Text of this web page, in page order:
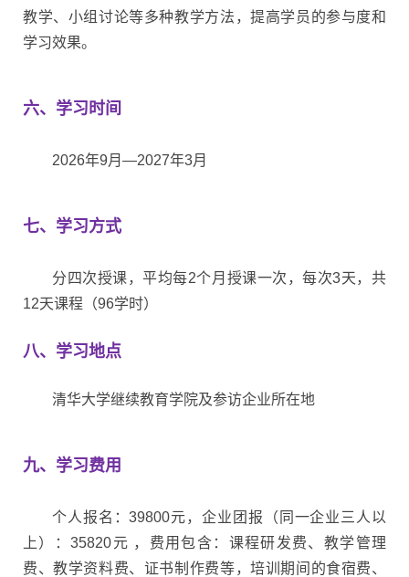
教学、小组讨论等多种教学方法，提高学员的参与度和
学习效果。
六、学习时间
2026年9月—2027年3月
七、学习方式
分四次授课，平均每2个月授课一次，每次3天，共
12天课程（96学时）
八、学习地点
清华大学继续教育学院及参访企业所在地
九、学习费用
个人报名：39800元，企业团报（同一企业三人以
上）：35820元 ，费用包含：课程研发费、教学管理
费、教学资料费、证书制作费等，培训期间的食宿费、